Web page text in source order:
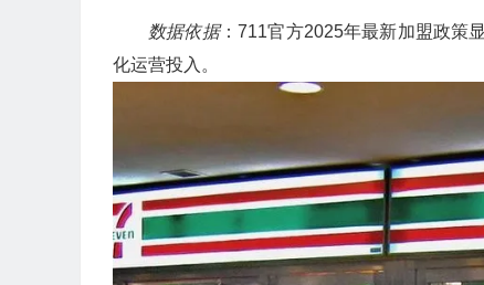
数据依据：711官方2025年最新加盟政策
化运营投入。